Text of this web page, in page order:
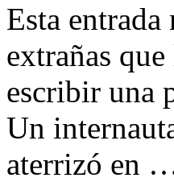
Esta entrada
extrañas
escribir una
Un
aterrizó en